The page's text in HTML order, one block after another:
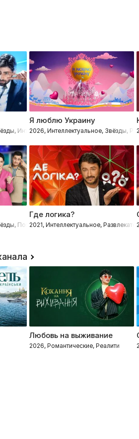
Интеллектуальное
Я люблю Украину
2026, Интеллектуальное, Звёзды,
Познавательные, Интеллектуальное
Где логика?
2021, Интеллектуальное,
Любовь на выживание
2026, Романтические, Реалити